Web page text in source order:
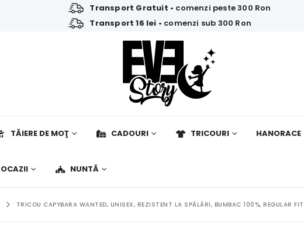
Transport Gratuit • comenzi peste 300 Ron
Transport 16 lei • comenzi sub 300 Ron
TĂIERE DE MOŢ CADOURI TRICOURI HANORACE
OCAZII NUNTĂ
TRICOU CAPYBARA WANTED, UNISEX, REZISTENT LA SPĂLĂRI, BUMBAC 100%, REGULAR